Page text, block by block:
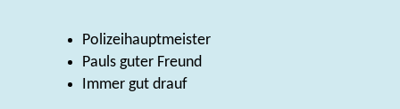
Polizeihauptmeister
Pauls guter Freund
Immer gut drauf